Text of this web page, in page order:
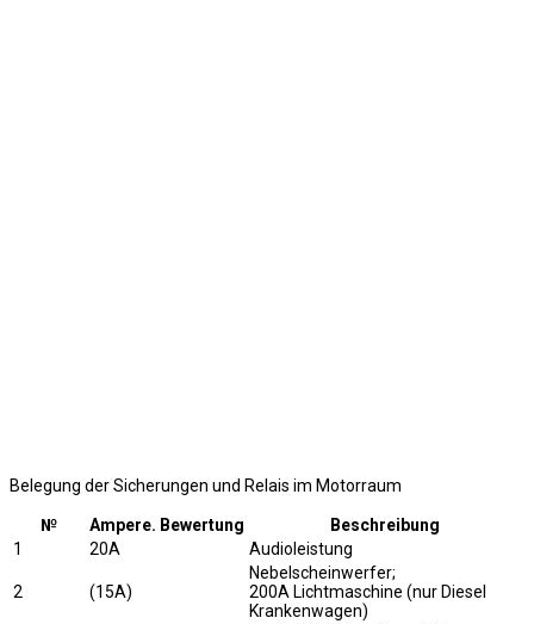
Belegung der Sicherungen und Relais im Motorraum
№ Ampere. Bewertung
Beschreibung
1
20A Audioleistung
2 (15A)
Nebelscheinwerfer;
200A Lichtmaschine (nur Diesel
Krankenwagen)